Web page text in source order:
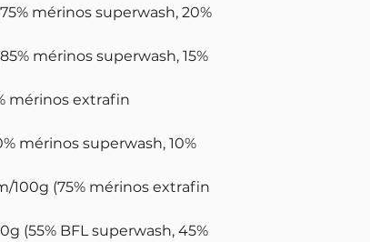
mérinos superwash, 20%
mérinos superwash, 15%
mérinos extrafin
mérinos superwash, 10%
100g (75% mérinos extrafin
(55% BFL superwash, 45%